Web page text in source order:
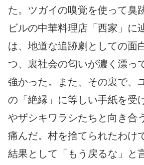
た。ツガイの嗅覚を使って臭
ビルの中華料理店「西家」に
は、地道な追跡劇としての面
つ、裏社会の匂いが濃く漂っ
強かった。また、その裏で、
の「絶縁」に等しい手紙を受
やザシキワラシたちと向き合
痛んだ。村を捨てられたわけ
結果として「もう戻るな」と